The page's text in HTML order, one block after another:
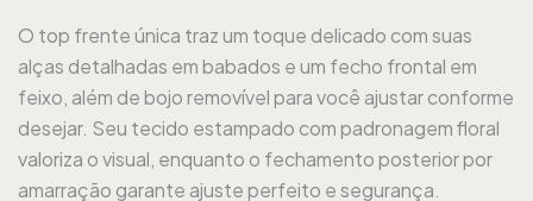
O top frente única traz um toque delicado com suas
alças detalhadas em babados e um fecho frontal em
feixo, além de bojo removível para você ajustar conforme
desejar. Seu tecido estampado com padronagem floral
valoriza o visual, enquanto o fechamento posterior por
amarração garante ajuste perfeito e segurança.